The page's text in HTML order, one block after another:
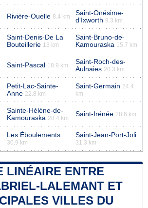
Rivière-Ouelle 8.4 km
Saint-Onésime-
d'Ixworth 9.3 km
Saint-Denis-De La
Bouteillerie 13 km
Saint-Bruno-de-
Kamouraska 15.7 km
Saint-Pascal 18.9 km
Saint-Roch-des-
Aulnaies 20.3 km
Petit-Lac-Sainte-
Anne 22.8 km
Saint-Germain 24.4
km
Sainte-Hélène-de-
Kamouraska 28.4 km
Saint-Irénée 28.6 km
Les Éboulements
30.9 km
Saint-Jean-Port-Joli
31.3 km
LINÉAIRE ENTRE
LALEMANT ET
VILLES DU